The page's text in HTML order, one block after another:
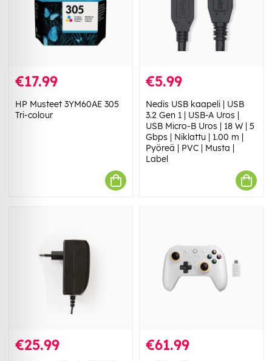
€17.99
HP Musteet 3YM60AE 305
Tri-colour
€5.99
Nedis USB kaapeli | USB
3.2 Gen 1 | USB-A Uros |
USB Micro-B Uros | 18 W | 5
Gbps | Niklattu | 1.00 m |
Pyöreä | PVC | Musta |
Label
€25.99 €61.99